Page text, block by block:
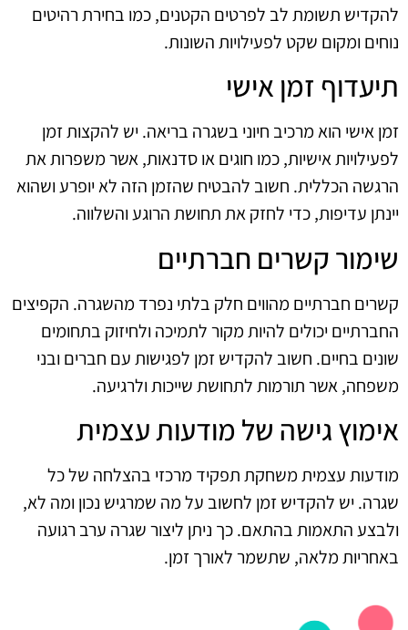
להקדיש תשומת לב לפרטים הקטנים, כמו בחירת רהיטים
נוחים ומקום שקט לפעילויות השונות.
תיעדוף זמן אישי
זמן אישי הוא מרכיב חיוני בשגרה בריאה. יש להקצות זמן
לפעילויות אישיות, כמו חוגים או סדנאות, אשר משפרות את
הרגשה הכללית. חשוב להבטיח שהזמן הזה לא יופרע ושהוא
יינתן עדיפות, כדי לחזק את תחושת הרוגע והשלווה.
שימור קשרים חברתיים
קשרים חברתיים מהווים חלק בלתי נפרד מהשגרה. הקפיצים
החברתיים יכולים להיות מקור לתמיכה ולחיזוק בתחומים
שונים בחיים. חשוב להקדיש זמן לפגישות עם חברים ובני
משפחה, אשר תורמות לתחושת שייכות ולרגיעה.
אימוץ גישה של מודעות עצמית
מודעות עצמית משחקת תפקיד מרכזי בהצלחה של כל
שגרה. יש להקדיש זמן לחשוב על מה שמרגיש נכון ומה לא,
ולבצע התאמות בהתאם. כך ניתן ליצור שגרה ערב רגועה
באחריות מלאה, שתשמר לאורך זמן.